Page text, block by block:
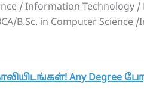
/ Information Technology
B.Sc. in Computer Science
Any Degree